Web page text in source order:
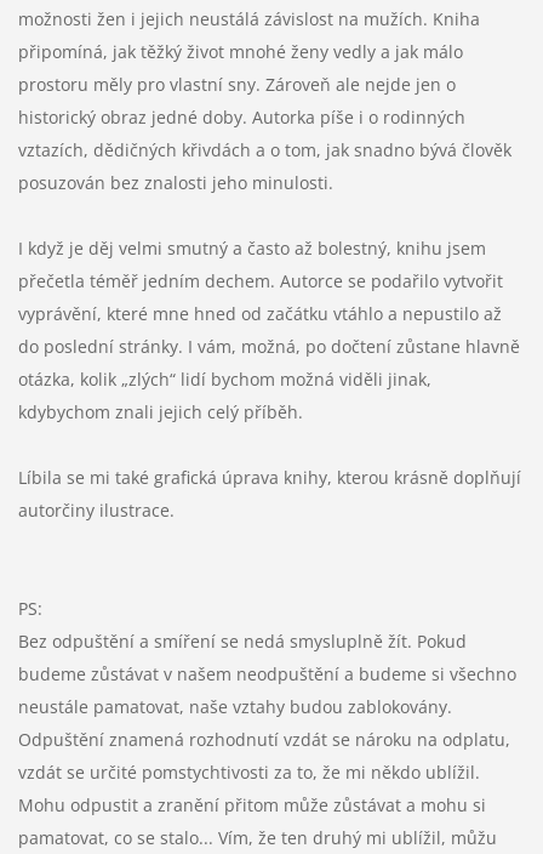
možnosti žen i jejich neustálá závislost na mužích. Kniha
připomíná, jak těžký život mnohé ženy vedly a jak málo
prostoru měly pro vlastní sny. Zároveň ale nejde jen o
historický obraz jedné doby. Autorka píše i o rodinných
vztazích, dědičných křivdách a o tom, jak snadno bývá člověk
posuzován bez znalosti jeho minulosti.
I když je děj velmi smutný a často až bolestný, knihu jsem
přečetla téměř jedním dechem. Autorce se podařilo vytvořit
vyprávění, které mne hned od začátku vtáhlo a nepustilo až
do poslední stránky. I vám, možná, po dočtení zůstane hlavně
otázka, kolik „zlých“ lidí bychom možná viděli jinak,
kdybychom znali jejich celý příběh.
Líbila se mi také grafická úprava knihy, kterou krásně doplňují
autorčiny ilustrace.
PS:
Bez odpuštění a smíření se nedá smysluplně žít. Pokud
budeme zůstávat v našem neodpuštění a budeme si všechno
neustále pamatovat, naše vztahy budou zablokovány.
Odpuštění znamená rozhodnutí vzdát se nároku na odplatu,
vzdát se určité pomstychtivosti za to, že mi někdo ublížil.
Mohu odpustit a zranění přitom může zůstávat a mohu si
pamatovat, co se stalo... Vím, že ten druhý mi ublížil, můžu